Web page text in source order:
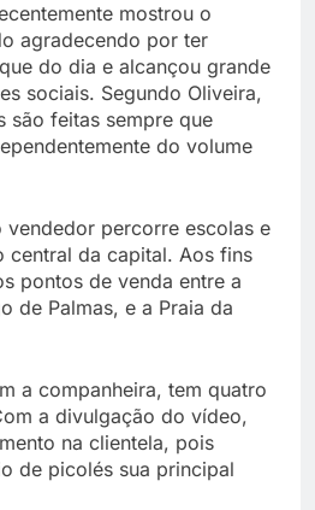
mostrou o
agradecendo por ter
do dia e alcançou grande
sociais. Segundo Oliveira,
são feitas sempre que
do volume
vendedor percorre escolas e
central da capital. Aos fins
pontos de venda entre a
de Palmas, e a Praia da
a companheira, tem quatro
a divulgação do vídeo,
na clientela, pois
de picolés sua principal